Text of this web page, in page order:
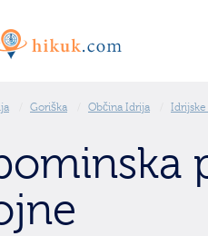
Goriška Občina Idrija Idrijske